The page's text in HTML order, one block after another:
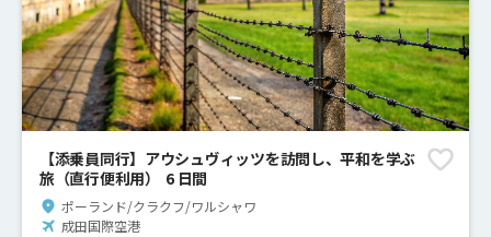
【添乗員同行】アウシュヴィッツを訪問し、平和を学ぶ
旅（直行便利用） 6 日間
ポーランド/クラクフ/ワルシャワ
成田国際空港